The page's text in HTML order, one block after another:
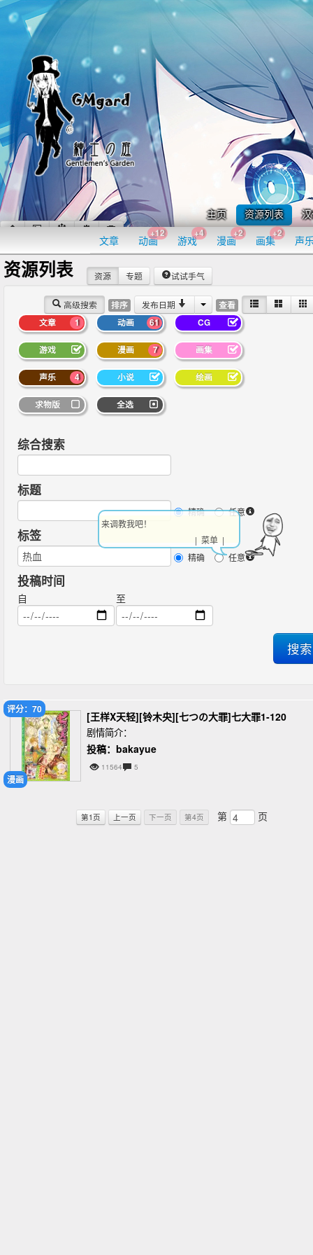
主页 资源列表
文章 动画
+12
游戏
+4
漫画
+2
画集
+2
声
资源列表
高级搜索 排序 发布日期 查看
资源 专题 试试手气
1
文章 61
动画 CG
游戏 7
漫画 画集
4
声乐 小说 绘画
求物版 全选
综合搜索
标题
精确 任意
标签
精确 任意
投稿时间
自 至
漫画
评分：70
[王样X天轻][铃木央][七つの大罪]七大罪1-120
剧情简介：
投稿：bakayue
11564 5
第1页 上一页 下一页 第4页 第 页
来调教我吧！
| 菜单 |